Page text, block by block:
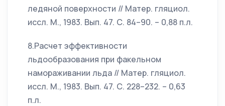
ледяной поверхности // Матер. гляциол.
иссл. М., 1983. Вып. 47. С. 84–90. – 0,88 п.л.
8.Расчет эффективности
льдообразования при факельном
намораживании льда // Матер. гляциол.
иссл. М., 1983. Вып. 47. С. 228–232. – 0,63
п.л.